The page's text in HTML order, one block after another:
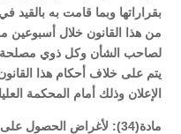
من هذا القانون خلال أسبوعين
لصاحب الشأن وكل ذوي مصلحة
يتم على خلاف أحكام هذا
الإعلان وذلك أمام المحكمة
مادة(34): لأغراض الحصول